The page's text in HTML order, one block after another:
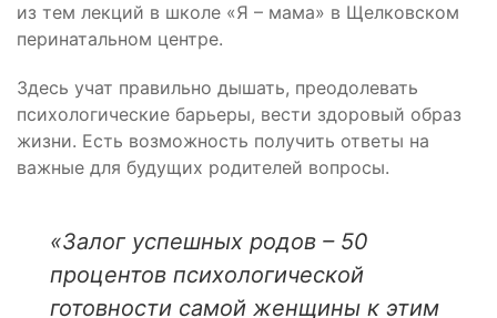
из тем лекций в школе «Я – мама» в Щелковском
перинатальном центре.
Здесь учат правильно дышать, преодолевать
психологические барьеры, вести здоровый образ
жизни. Есть возможность получить ответы на
важные для будущих родителей вопросы.
«Залог успешных родов – 50
процентов психологической
готовности самой женщины к этим